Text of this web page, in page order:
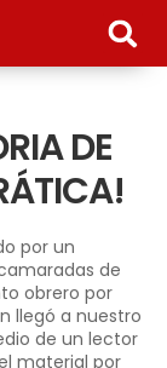
DE
por un
de
obrero por
llegó a nuestro
de un lector
material por